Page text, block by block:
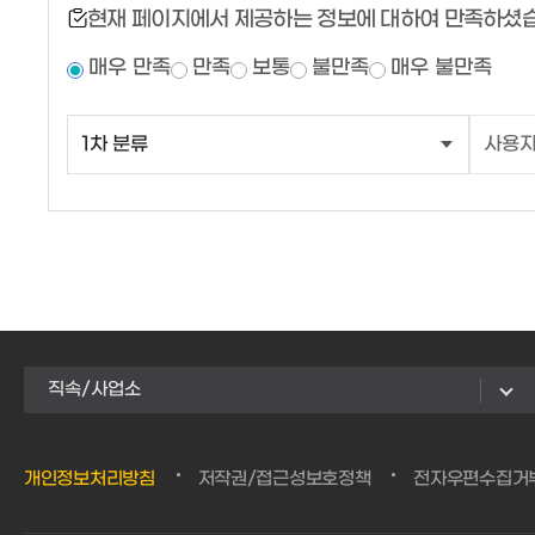
현재 페이지에서 제공하는 정보에 대하여 만족하셨
매우 만족 만족 보통 불만족 매우 불만족
직속/사업소
개인정보처리방침 저작권/접근성보호정책 전자우편수집거